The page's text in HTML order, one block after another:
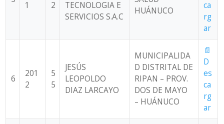
1 2
TECNOLOGIA E
SERVICIOS S.A.C
HUÁNUCO
ca
rg
ar
6
201
2
5
5
JESÚS
LEOPOLDO
DIAZ LARCAYO
MUNICIPALIDA
D DISTRITAL DE
RIPAN – PROV.
DOS DE MAYO
– HUÁNUCO
📄
D
es
ca
rg
ar